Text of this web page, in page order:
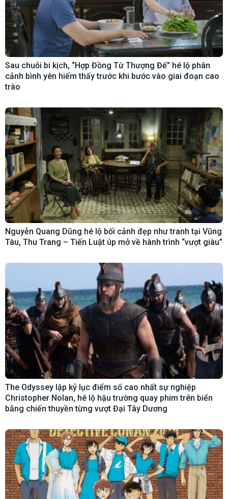
Sau chuỗi bi kịch, “Hợp Đồng Từ Thượng Đế” hé lộ phân
cảnh bình yên hiếm thấy trước khi bước vào giai đoạn cao
trào
Nguyễn Quang Dũng hé lộ bối cảnh đẹp như tranh tại Vũng
Tàu, Thu Trang – Tiến Luật úp mở về hành trình “vượt giàu”
The Odyssey lập kỷ lục điểm số cao nhất sự nghiệp
Christopher Nolan, hé lộ hậu trường quay phim trên biển
bằng chiến thuyền từng vượt Đại Tây Dương